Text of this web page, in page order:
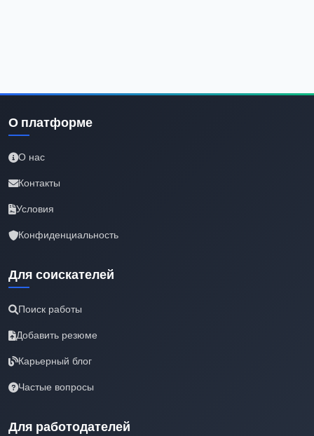
О платформе
О нас
Контакты
Условия
Конфиденциальность
Для соискателей
Поиск работы
Добавить резюме
Карьерный блог
Частые вопросы
Для работодателей